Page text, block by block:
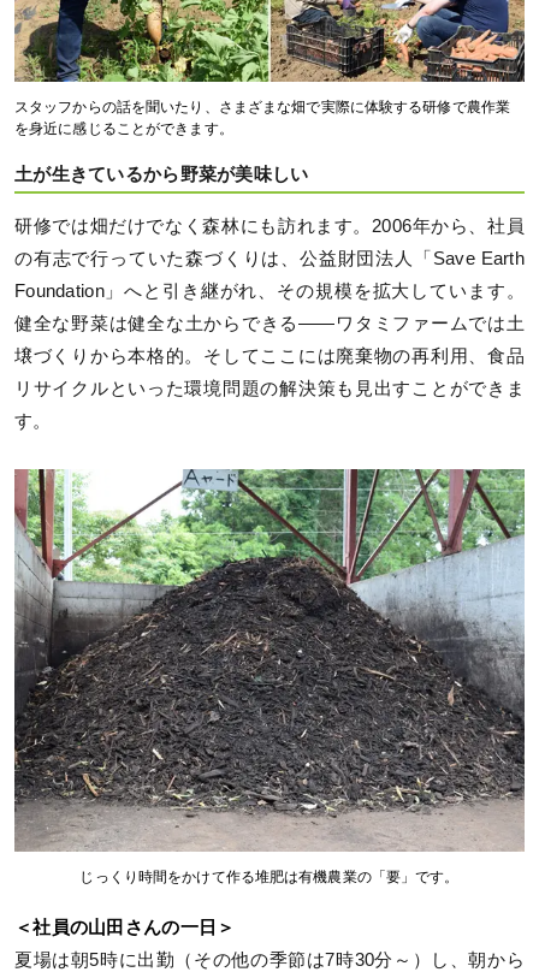
スタッフからの話を聞いたり、さまざまな畑で実際に体験する研修で農作業
を身近に感じることができます。
土が生きているから野菜が美味しい
研修では畑だけでなく森林にも訪れます。2006年から、社員
の有志で行っていた森づくりは、公益財団法人「Save Earth
Foundation」へと引き継がれ、その規模を拡大しています。
健全な野菜は健全な土からできる――ワタミファームでは土
壌づくりから本格的。そしてここには廃棄物の再利用、食品
リサイクルといった環境問題の解決策も見出すことができま
す。
じっくり時間をかけて作る堆肥は有機農業の「要」です。
＜社員の山田さんの一日＞
夏場は朝5時に出勤（その他の季節は7時30分～）し、朝から